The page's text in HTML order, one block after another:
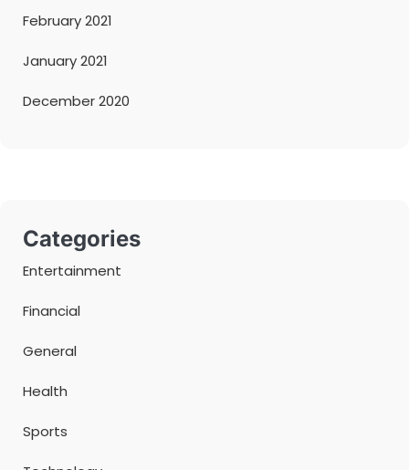
February 2021
January 2021
December 2020
Categories
Entertainment
Financial
General
Health
Sports